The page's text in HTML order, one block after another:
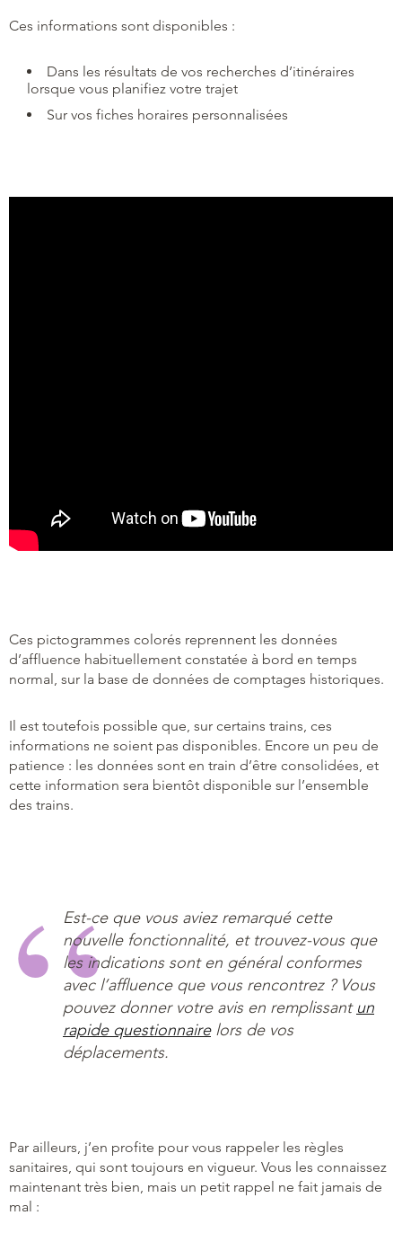
Ces informations sont disponibles :
Dans les résultats de vos recherches d’itinéraires
lorsque vous planifiez votre trajet
Sur vos fiches horaires personnalisées
Ces pictogrammes colorés reprennent les données
d’affluence habituellement constatée à bord en temps
normal, sur la base de données de comptages historiques.
Il est toutefois possible que, sur certains trains, ces
informations ne soient pas disponibles. Encore un peu de
patience : les données sont en train d’être consolidées, et
cette information sera bientôt disponible sur l’ensemble
des trains.
Est-ce que vous aviez remarqué cette
nouvelle fonctionnalité, et trouvez-vous que
les indications sont en général conformes
avec l’affluence que vous rencontrez ? Vous
pouvez donner votre avis en remplissant un
rapide questionnairelors de vos
déplacements.
Par ailleurs, j’en profite pour vous rappeler les règles
sanitaires, qui sont toujours en vigueur. Vous les connaissez
maintenant très bien, mais un petit rappel ne fait jamais de
mal :